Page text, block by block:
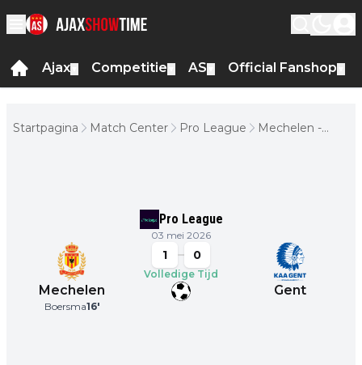
Ajax Competitie AS Official Fanshop
Startpagina Match Center Pro League
Mechelen -
Pro League
03 mei 2026
Mechelen
Boersma16'
1 0
Volledige Tijd
Gent